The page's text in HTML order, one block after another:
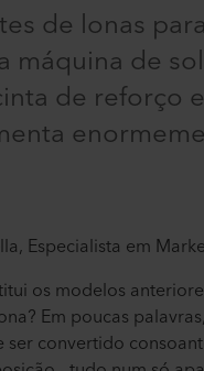
de lonas
máquina de
de reforço
Especialista em
os modelos
Em poucas
convertido